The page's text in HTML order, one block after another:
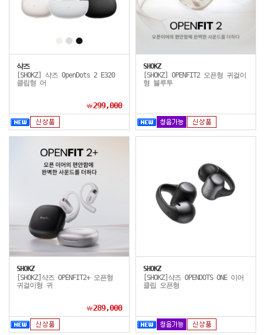
샥즈
[SHOKZ] 샥즈 OpenDots 2 E320
클립형 어
￦299,000
SHOKZ
[SHOKZ] OPENFIT2 오픈형 귀걸이
형 블루투
SHOKZ
[SHOKZ]샥즈 OPENFIT2+ 오픈형
귀걸이형 귀
￦289,000
SHOKZ
[SHOKZ]샥즈 OPENDOTS ONE 이어
클립 오픈형